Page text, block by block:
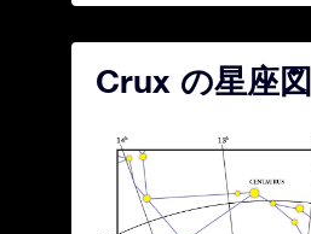
Crux の星座図